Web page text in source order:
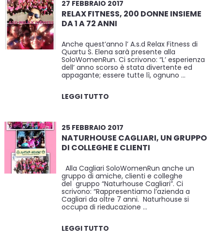
27 FEBBRAIO 2017
RELAX FITNESS, 200 DONNE INSIEME
DA 1 A 72 ANNI
Anche quest’anno l’ A.s.d Relax Fitness di
Quartu S. Elena sarà presente alla
SoloWomenRun. Ci scrivono: “L’ esperienza
dell’ anno scorso è stata divertente ed
appagante; essere tutte lì, ognuno …
LEGGI TUTTO
25 FEBBRAIO 2017
NATURHOUSE CAGLIARI, UN GRUPPO
DI COLLEGHE E CLIENTI
Alla Cagliari SoloWomenRun anche un
gruppo di amiche, clienti e colleghe
del gruppo “Naturhouse Cagliari”. Ci
scrivono: “Rappresentiamo l’azienda a
Cagliari da oltre 7 anni. Naturhouse si
occupa di rieducazione …
LEGGI TUTTO